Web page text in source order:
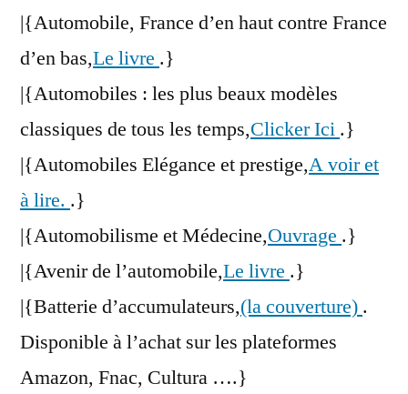
|{Automobile, France d’en haut contre France
d’en bas,Le livre .}
|{Automobiles : les plus beaux modèles
classiques de tous les temps,Clicker Ici .}
|{Automobiles Elégance et prestige,A voir et
à lire. .}
|{Automobilisme et Médecine,Ouvrage .}
|{Avenir de l’automobile,Le livre .}
|{Batterie d’accumulateurs,(la couverture) .
Disponible à l’achat sur les plateformes
Amazon, Fnac, Cultura ….}